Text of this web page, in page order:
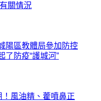
關情況
陽區教體局參加防控
了防疫“護城河”
！風油精、藿噴鼻正